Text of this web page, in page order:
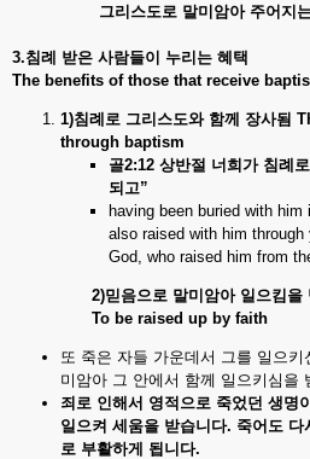
그리스도로 말미암아 주어지
3.침례 받은 사람들이 누리는 혜택
The benefits of those that receive
1)침례로 그리스도와 함께 장사됨
through baptism
골2:12 상반절 너희가 침례로
되고”
having been buried with
also raised with him
God, who raised him from
2)믿음으로 말미암아 일으킴을
To be raised up by faith
또 죽은 자들 가운데서 그를 일으
미암아 그 안에서 함께 일으키심을
죄로 인해서 영적으로 죽었던 생명
일으켜 세움을 받습니다. 죽어도 다
로 부활하게 됩니다.